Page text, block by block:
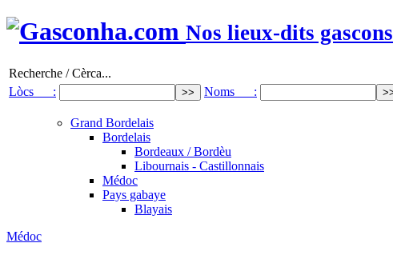
Nos lieux-dits gascons
Recherche / Cèrca...
Lòcs :
Noms :
Grand Bordelais
Bordelais
Bordeaux / Bordèu
Libournais - Castillonnais
Médoc
Pays gabaye
Blayais
Médoc